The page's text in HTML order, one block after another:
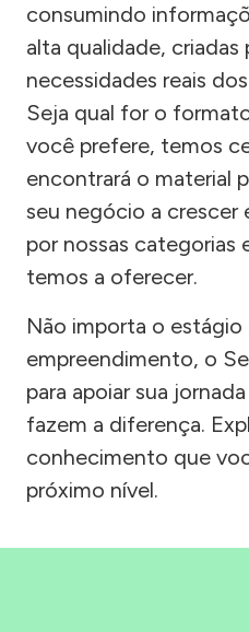
consumindo
alta qualidade, criadas
necessidades reais
Seja qual for o
você prefere, temos
encontrará o material
seu negócio a crescer
por nossas categorias
temos a oferecer.
Não importa o estágio
empreendimento, o
para apoiar sua
fazem a diferença.
conhecimento que
próximo nível.